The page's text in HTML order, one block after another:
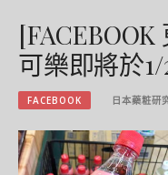
[FACEBOOK
可樂即將於
FACEBOOK 日本藥粧研